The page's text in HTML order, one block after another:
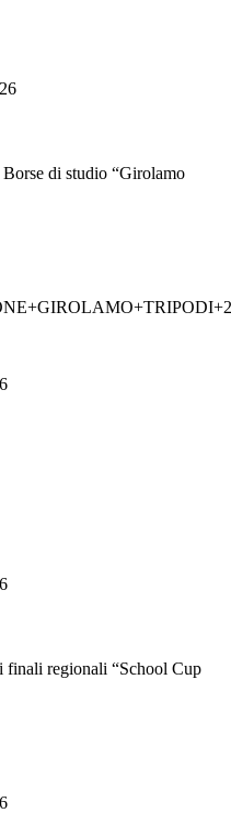
di studio “Girolamo
finali regionali “School Cup